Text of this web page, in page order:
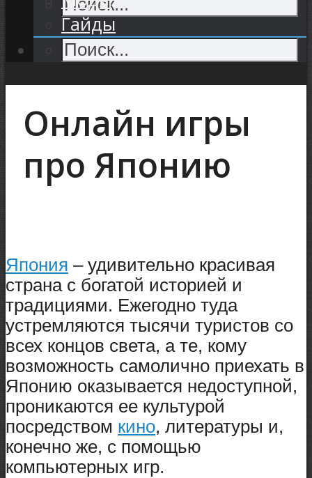
Гайды
Онлайн игры
про Японию
Япония – удивительно красивая
страна с богатой историей и
традициями. Ежегодно туда
устремляются тысячи туристов со
всех концов света, а те, кому
возможность самолично приехать в
Японию оказывается недоступной,
проникаются ее культурой
посредством кино, литературы и,
конечно же, с помощью
компьютерных игр.